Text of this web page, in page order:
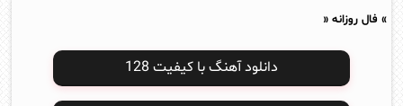
» فال روزانه «
دانلود آهنگ با کیفیت 128